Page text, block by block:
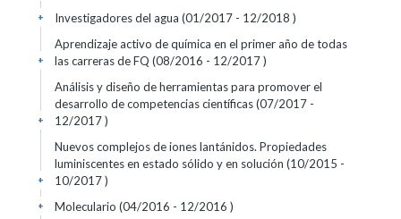
Investigadores del agua (01/2017 - 12/2018 )
+
Aprendizaje activo de química en el primer año de todas
las carreras de FQ (08/2016 - 12/2017 )
+
Análisis y diseño de herramientas para promover el
desarrollo de competencias científicas (07/2017 -
12/2017 )
+
Nuevos complejos de iones lantánidos. Propiedades
luminiscentes en estado sólido y en solución (10/2015 -
10/2017 )
+
Moleculario (04/2016 - 12/2016 )
+